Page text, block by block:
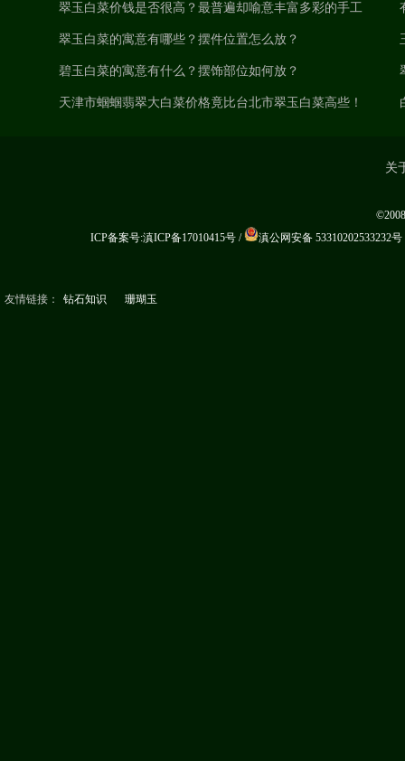
翠玉白菜价钱是否很高？最普遍却喻意丰富多彩的手工
雕刻主题居然是它？
翠玉白菜的寓意有哪些？摆件位置怎么放？
碧玉白菜的寓意有什么？摆饰部位如何放？
天津市蝈蝈翡翠大白菜价格竟比台北市翠玉白菜高些！
关
ICP备案号:滇ICP备17010415号/ 滇公网安备 53310202533232号
友情链接： 钻石知识 珊瑚玉